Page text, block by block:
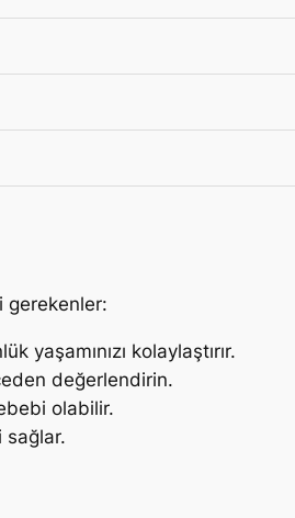
gerekenler:
yaşamınızı kolaylaştırır.
değerlendirin.
olabilir.
sağlar.